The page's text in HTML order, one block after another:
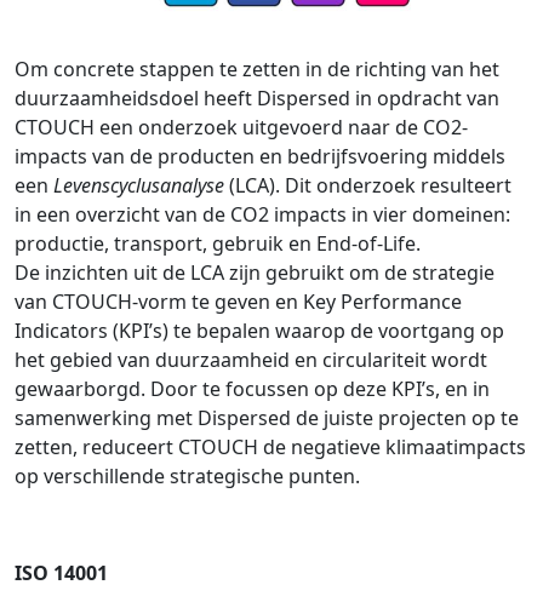
Om concrete stappen te zetten in de richting van het
duurzaamheidsdoel heeft Dispersed in opdracht van
CTOUCH een onderzoek uitgevoerd naar de CO2-
impacts van de producten en bedrijfsvoering middels
een Levenscyclusanalyse(LCA). Dit onderzoek resulteert
in een overzicht van de CO2 impacts in vier domeinen:
productie, transport, gebruik en End-of-Life.
De inzichten uit de LCA zijn gebruikt om de strategie
van CTOUCH-vorm te geven en Key Performance
Indicators (KPI’s) te bepalen waarop de voortgang op
het gebied van duurzaamheid en circulariteit wordt
gewaarborgd. Door te focussen op deze KPI’s, en in
samenwerking met Dispersed de juiste projecten op te
zetten, reduceert CTOUCH de negatieve klimaatimpacts
op verschillende strategische punten.
ISO 14001